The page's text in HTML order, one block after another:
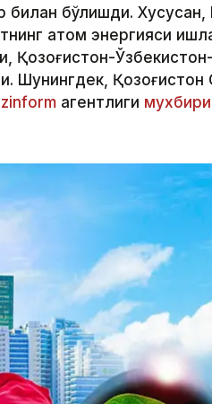
билан бўлишди.
атом энергияси
Қозоғистон-
Шунингдек,
агентлиги мухбири